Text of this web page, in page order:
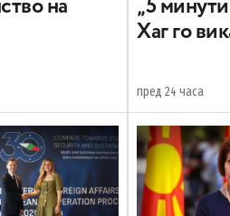
на
„5
Хаг го
пред 24 часа